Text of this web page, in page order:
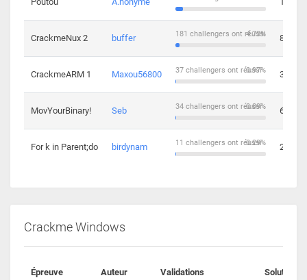
CrackmeNux 2 buffer 4.73%
181 challengers ont réussi 8
CrackmeARM 1 Maxou56800 0.97%
37 challengers ont réussi 3
MovYourBinary! Seb 0.89%
34 challengers ont réussi 6
For k in Parent;do birdynam 0.29%
11 challengers ont réussi 2
Crackme Windows
Épreuve Auteur Validations Solutions